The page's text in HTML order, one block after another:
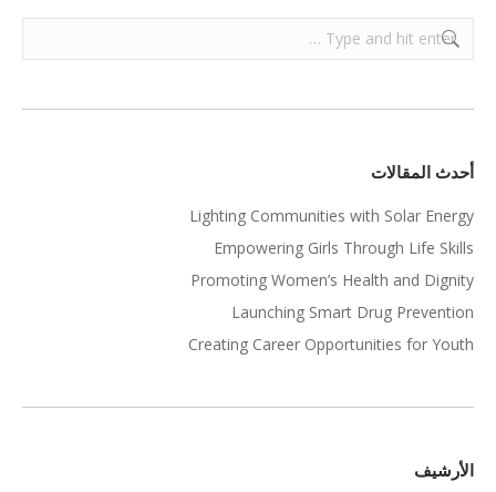
Search:
أحدث المقالات
Lighting Communities with Solar Energy
Empowering Girls Through Life Skills
Promoting Women’s Health and Dignity
Launching Smart Drug Prevention
Creating Career Opportunities for Youth
الأرشيف